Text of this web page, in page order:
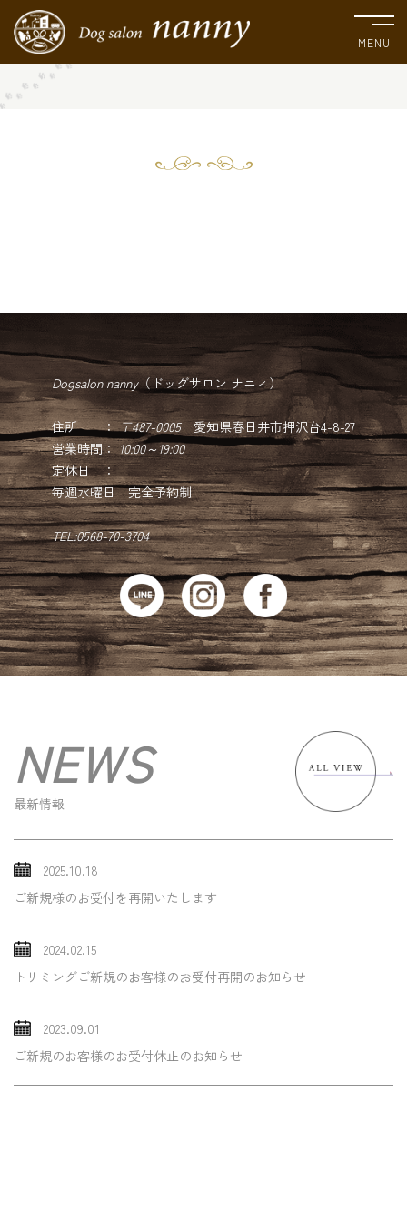
MENU
Dogsalon nanny（ドッグサロン ナニィ）
住所 ：〒487-0005愛知県春日井市押沢台4-8-27
営業時間：10:00～19:00
定休日 ：
毎週水曜日 完全予約制
TEL:0568-70-3704
NEWS
最新情報
2025.10.18
ご新規様のお受付を再開いたします
2024.02.15
トリミングご新規のお客様のお受付再開のお知らせ
2023.09.01
ご新規のお客様のお受付休止のお知らせ